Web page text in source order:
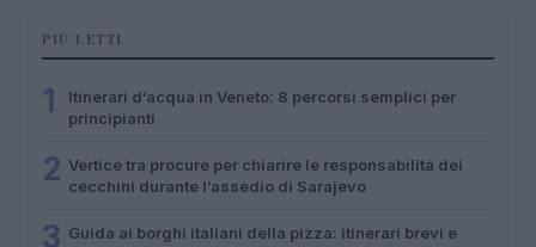
PIÙ LETTI
1
Itinerari d’acqua in Veneto: 8 percorsi semplici per
principianti
2 Vertice tra procure per chiarire le responsabilità dei
cecchini durante l’assedio di Sarajevo
3 Guida ai borghi italiani della pizza: itinerari brevi e